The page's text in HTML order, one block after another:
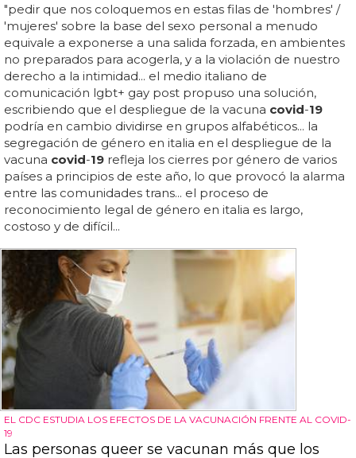
"pedir que nos coloquemos en estas filas de 'hombres' /
'mujeres' sobre la base del sexo personal a menudo
equivale a exponerse a una salida forzada, en ambientes
no preparados para acogerla, y a la violación de nuestro
derecho a la intimidad... el medio italiano de
comunicación lgbt+ gay post propuso una solución,
escribiendo que el despliegue de la vacuna covid-19
podría en cambio dividirse en grupos alfabéticos... la
segregación de género en italia en el despliegue de la
vacuna covid-19 refleja los cierres por género de varios
países a principios de este año, lo que provocó la alarma
entre las comunidades trans... el proceso de
reconocimiento legal de género en italia es largo,
costoso y de difícil...
EL CDC ESTUDIA LOS EFECTOS DE LA VACUNACIÓN FRENTE AL COVID-
19
Las personas queer se vacunan más que los